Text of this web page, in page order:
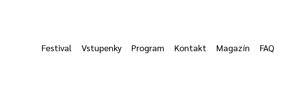
Festival Vstupenky Program Kontakt Magazín FAQ